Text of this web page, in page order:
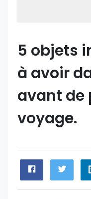
5 objets
à avoir
avant de
voyage.